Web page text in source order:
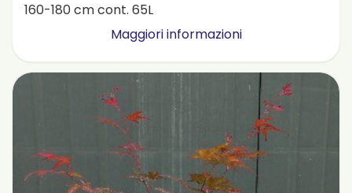
160-180 cm cont. 65L
Maggiori informazioni